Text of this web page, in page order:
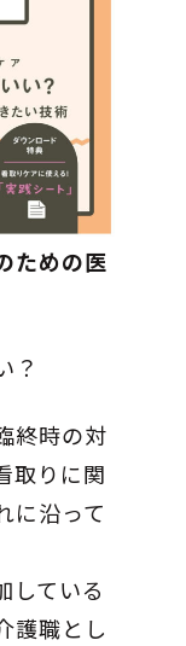
ための医
？
終時の対
取りに関
に沿って
している
護職とし